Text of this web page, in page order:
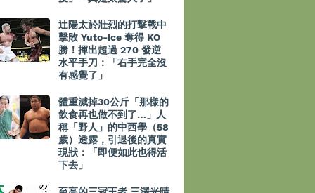
辻陽太於壯烈的打撃戰中
擊敗 Yuto-Ice 奪得 KO
勝！揮出超過 270 發逆
水平手刀：「右手完全沒
有感覺了」
體重減掉30公斤「那樣的
飲食再也做不到了…」人
稱「野人」的中西學（58
歲）透露，引退後的真實
現狀：「即便如此也得活
下去」